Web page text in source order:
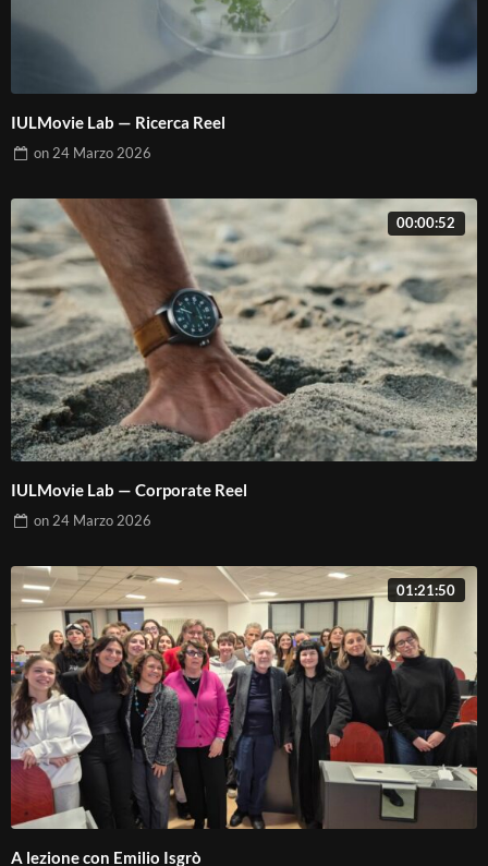
IULMovie Lab — Ricerca Reel
on 24 Marzo 2026
00:00:52
IULMovie Lab — Corporate Reel
on 24 Marzo 2026
01:21:50
A lezione con Emilio Isgrò